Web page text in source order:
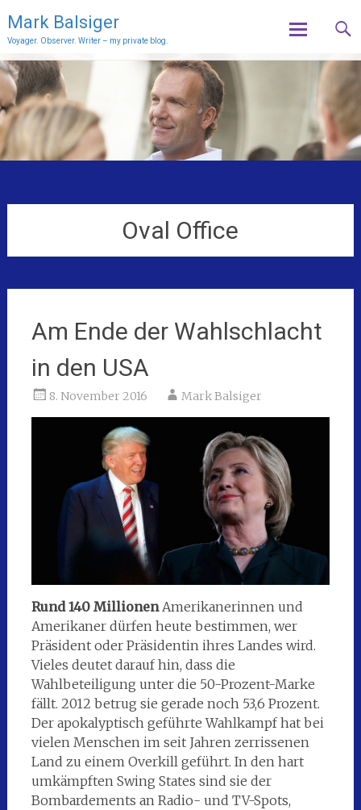
Mark Balsiger
Voyager. Observer. Writer – my private blog.
Oval Office
Am Ende der Wahlschlacht
in den USA
8. November 2016 Mark Balsiger
Rund 140 MillionenAmerikanerinnen und
Amerikaner dürfen heute bestimmen, wer
Präsident oder Präsidentin ihres Landes wird.
Vieles deutet darauf hin, dass die
Wahlbeteiligung unter die 50-Prozent-Marke
fällt. 2012 betrug sie gerade noch 53,6 Prozent.
Der apokalyptisch geführte Wahlkampf hat bei
vielen Menschen im seit Jahren zerrissenen
Land zu einem Overkill geführt. In den hart
umkämpften Swing States sind sie der
Bombardements an Radio- und TV-Spots,